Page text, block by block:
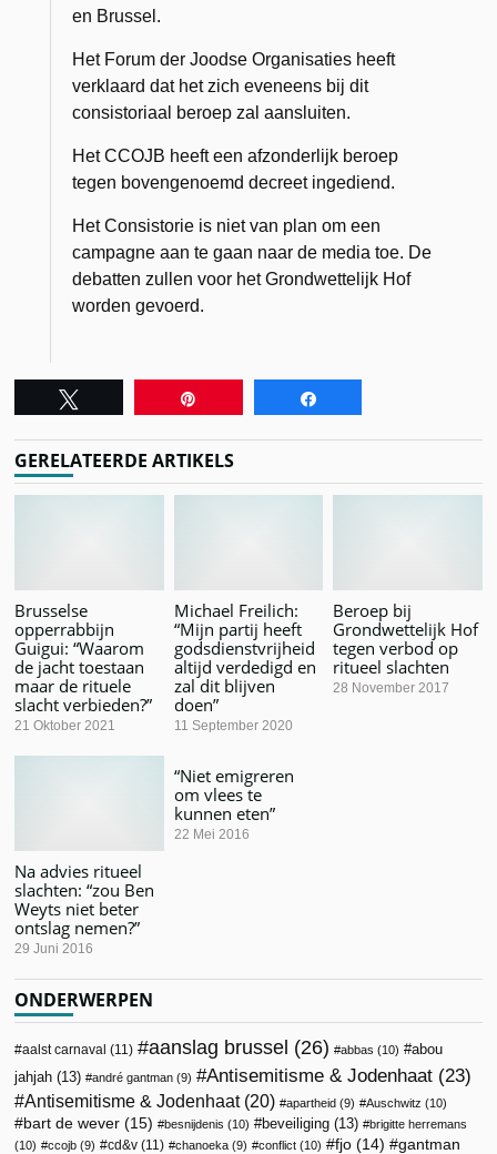
en Brussel.
Het Forum der Joodse Organisaties heeft
verklaard dat het zich eveneens bij dit
consistoriaal beroep zal aansluiten.
Het CCOJB heeft een afzonderlijk beroep
tegen bovengenoemd decreet ingediend.
Het Consistorie is niet van plan om een
campagne aan te gaan naar de media toe. De
debatten zullen voor het Grondwettelijk Hof
worden gevoerd.
GERELATEERDE ARTIKELS
Brusselse
opperrabbijn
Guigui: “Waarom
de jacht toestaan
maar de rituele
slacht verbieden?”
21 Oktober 2021
Michael Freilich:
“Mijn partij heeft
godsdienstvrijheid
altijd verdedigd en
zal dit blijven
doen”
11 September 2020
Beroep bij
Grondwettelijk Hof
tegen verbod op
ritueel slachten
28 November 2017
Na advies ritueel
slachten: “zou Ben
Weyts niet beter
ontslag nemen?”
29 Juni 2016
“Niet emigreren
om vlees te
kunnen eten”
22 Mei 2016
ONDERWERPEN
aalst carnaval (11) aanslag brussel (26) abbas (10)
abou
jahjah (13) andré gantman (9) Antisemitisme & Jodenhaat (23)
Antisemitisme & Jodenhaat(20) apartheid (9) Auschwitz (10)
bart de wever (15) besnijdenis (10) beveiliging (13)
brigitte herremans
(10)
ccojb (9) cd&v (11) chanoeka (9) conflict (10) fjo (14) gantman